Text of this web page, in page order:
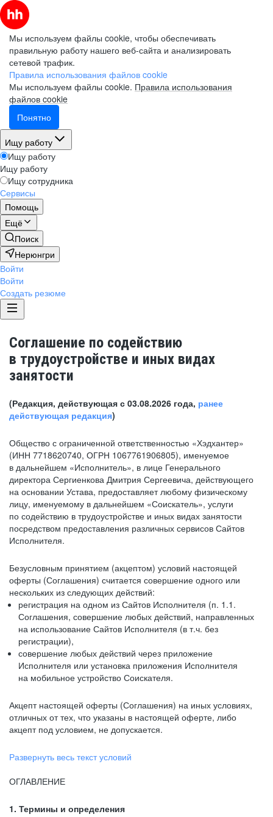
Мы используем файлы cookie, чтобы обеспечивать
правильную работу нашего веб-сайта и анализировать
сетевой трафик.
Правила использования файлов cookie
Мы используем файлы cookie. Правила использования
файлов cookie
Понятно
Ищу работу
Ищу работу
Ищу работу
Ищу сотрудника
Сервисы
Помощь
Ещё
Поиск
Нерюнгри
Войти
Войти
Создать резюме
Соглашение по содействию
в трудоустройстве и иных видах
занятости
(Редакция, действующая с 03.08.2026 года, ранее
действующая редакция)
Общество с ограниченной ответственностью «Хэдхантер»
(ИНН 7718620740, ОГРН 1067761906805), именуемое
в дальнейшем «Исполнитель», в лице Генерального
директора Сергиенкова Дмитрия Сергеевича, действующего
на основании Устава, предоставляет любому физическому
лицу, именуемому в дальнейшем «Соискатель», услуги
по содействию в трудоустройстве и иных видах занятости
посредством предоставления различных сервисов Сайтов
Исполнителя.
Безусловным принятием (акцептом) условий настоящей
оферты (Соглашения) считается совершение одного или
нескольких из следующих действий:
регистрация на одном из Сайтов Исполнителя (п. 1.1.
Соглашения, совершение любых действий, направленных
на использование Сайтов Исполнителя (в т.ч. без
регистрации),
совершение любых действий через приложение
Исполнителя или установка приложения Исполнителя
на мобильное устройство Соискателя.
Акцепт настоящей оферты (Соглашения) на иных условиях,
отличных от тех, что указаны в настоящей оферте, либо
акцепт под условием, не допускается.
Развернуть весь текст условий
ОГЛАВЛЕНИЕ
1. Термины и определения